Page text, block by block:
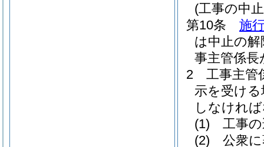
(工事の中
第10条
施
は中止の
事主管係
2
工事主管
示を受け
しなけれ
(1)
工事
(2)
公衆